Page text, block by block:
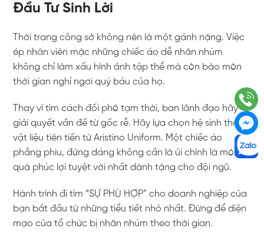
Đầu Tư Sinh Lời
Thời trang công sở không nên là một gánh nặng. Việc
ép nhân viên mặc những chiếc áo dễ nhăn nhúm
không chỉ làm xấu hình ảnh tập thể mà còn bào mòn
thời gian nghỉ ngơi quý báu của họ.
Thay vì tìm cách đối phó tạm thời, ban lãnh đạo hãy
giải quyết vấn đề từ gốc rễ. Hãy lựa chọn hệ sinh thái
vật liệu tiên tiến từ Aristino Uniform. Một chiếc áo
phẳng phiu, đứng dáng không cần là ủi chính là món
quà phúc lợi tuyệt vời nhất dành tặng cho đội ngũ.
Hành trình đi tìm “SỰ PHÙ HỢP” cho doanh nghiệp của
bạn bắt đầu từ những tiểu tiết nhỏ nhất. Đừng để diện
mạo của tổ chức bị nhăn nhúm theo thời gian.